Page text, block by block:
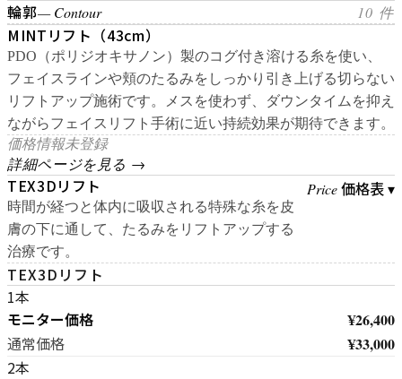
輪郭— Contour 10 件
MINTリフト（43cm）
PDO（ポリジオキサノン）製のコグ付き溶ける糸を使い、
フェイスラインや頬のたるみをしっかり引き上げる切らない
リフトアップ施術です。メスを使わず、ダウンタイムを抑え
ながらフェイスリフト手術に近い持続効果が期待できます。
価格情報未登録
詳細ページを見る →
TEX3Dリフト
時間が経つと体内に吸収される特殊な糸を皮
膚の下に通して、たるみをリフトアップする
治療です。
Price価格表 ▾
TEX3Dリフト
1本
モニター価格 ¥26,400
通常価格 ¥33,000
2本